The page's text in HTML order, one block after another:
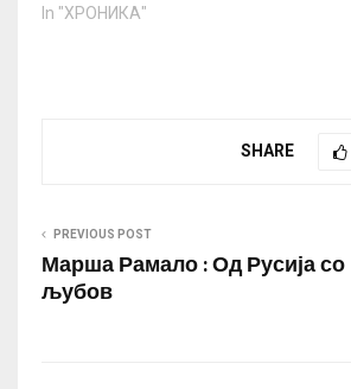
првообвинет за перење
In "ХРОНИКА"
SHARE
PREVIOUS POST
Марша Рамало : Од Русија со
љубов